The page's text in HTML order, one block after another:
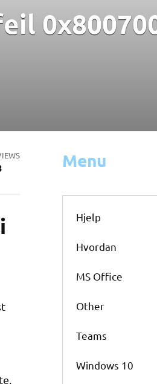
Menu
Hjelp
Hvordan
MS Office
Other
Teams
Windows 10